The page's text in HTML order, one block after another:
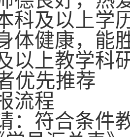
科及以上
体健康，能
以上教学科
优先推荐
流程
：符合条件